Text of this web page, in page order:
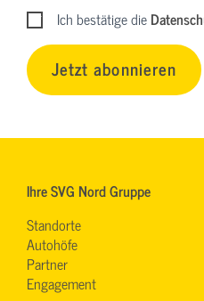
Ich bestätige die
Jetzt abonnieren
Ihre SVG Nord Gruppe
Standorte
Autohöfe
Partner
Engagement